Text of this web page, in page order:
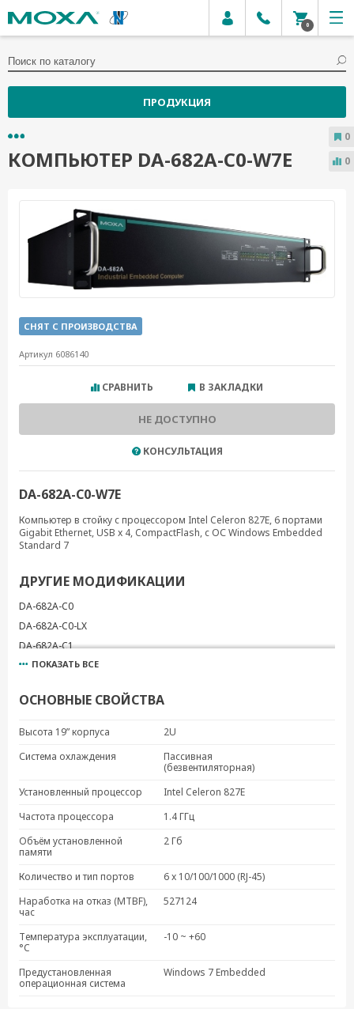
0
ПРОДУКЦИЯ
КОМПЬЮТЕР DA-682A-C0-W7E
СНЯТ С ПРОИЗВОДСТВА
Артикул 6086140
СРАВНИТЬ В ЗАКЛАДКИ
НЕ ДОСТУПНО
КОНСУЛЬТАЦИЯ
DA-682A-C0-W7E
Компьютер в стойку с процессором Intel Celeron 827E, 6 портами
Gigabit Ethernet, USB x 4, CompactFlash, с ОС Windows Embedded
Standard 7
ДРУГИЕ МОДИФИКАЦИИ
DA-682A-C0
DA-682A-C0-LX
DA-682A-C1
DA-682A-C1-LX
DA-682A-C7
DA-682A HDD Kit
ПОКАЗАТЬ ВСЕ
ОСНОВНЫЕ СВОЙСТВА
Высота 19” корпуса
2U
Система охлаждения
Пассивная
(безвентиляторная)
Установленный процессор
Intel Celeron 827E
Частота процессора
1.4 ГГц
Объём установленной
памяти
2 Гб
Количество и тип портов
6 x 10/100/1000 (RJ-45)
Наработка на отказ (MTBF),
час
527124
Температура эксплуатации,
°C
-10 ~ +60
Предустановленная
операционная система
Windows 7 Embedded
0
0